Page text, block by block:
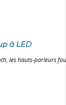
à LED
les hauts-parleurs